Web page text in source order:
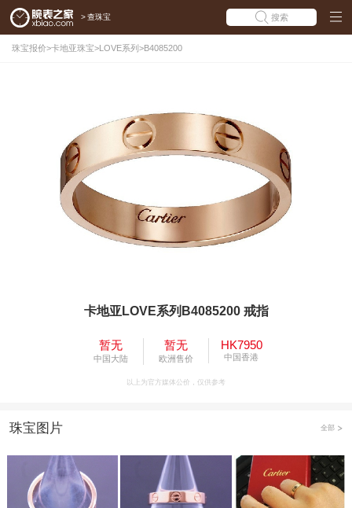
> 查珠宝 搜索
珠宝报价>卡地亚珠宝>LOVE系列 >B4085200
卡地亚LOVE系列B4085200 戒指
暂无
中国大陆
暂无
欧洲售价
HK7950
中国香港
以上为官方媒体公价，仅供参考
珠宝图片 全部